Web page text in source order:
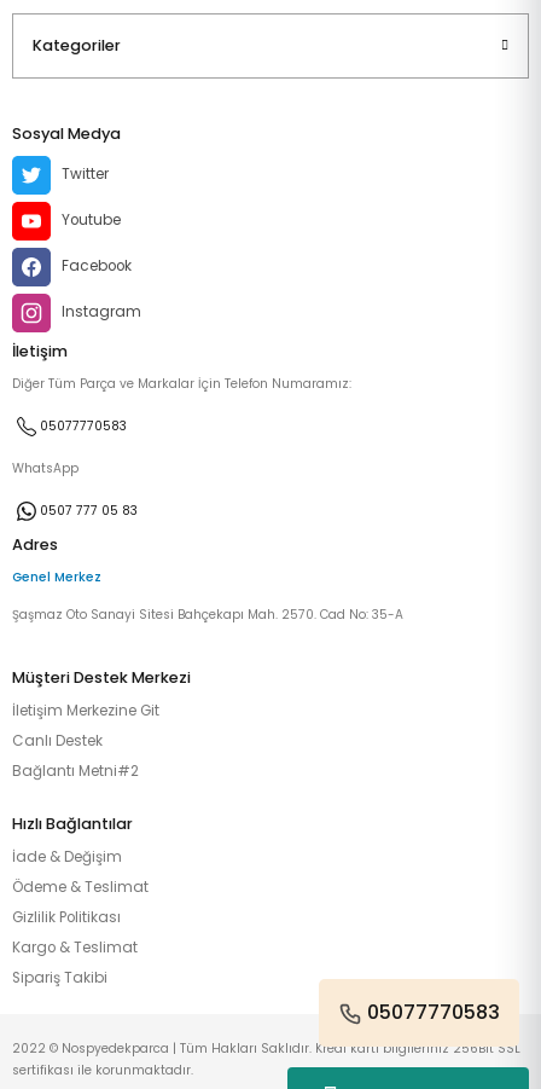
Kategoriler
Sosyal Medya
Twitter
Youtube
Facebook
Instagram
İletişim
Diğer Tüm Parça ve Markalar İçin Telefon Numaramız:
05077770583
WhatsApp
0507 777 05 83
Adres
Genel Merkez
Şaşmaz Oto Sanayi Sitesi Bahçekapı Mah. 2570. Cad No: 35-A
Müşteri Destek Merkezi
İletişim Merkezine Git
Canlı Destek
Bağlantı Metni#2
Hızlı Bağlantılar
İade & Değişim
Ödeme & Teslimat
Gizlilik Politikası
Kargo & Teslimat
Sipariş Takibi
05077770583
2022 © Nospyedekparca | Tüm Hakları Saklıdır. Kredi kartı bilgileriniz 256Bit SSL
sertifikası ile korunmaktadır.